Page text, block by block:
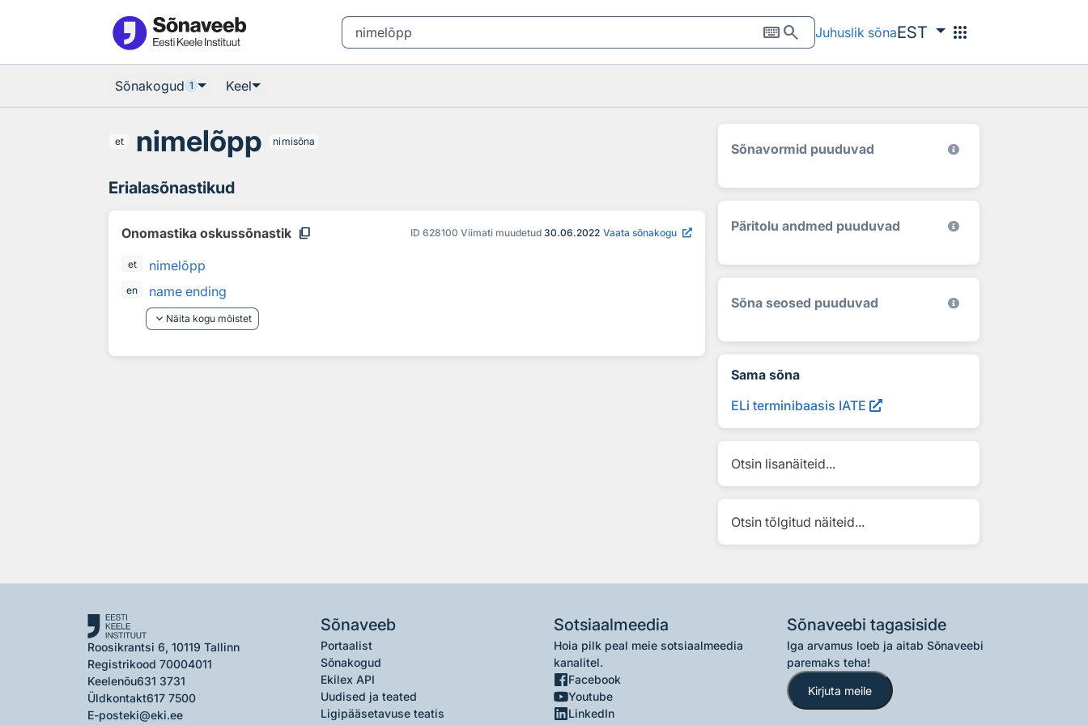
keyboardsearch Juhuslik sõnaEST apps
Sõnakogud 1 Keel
et nimelõpp nimisõna
Erialasõnastikud
Onomastika oskussõnastik content_copy ID 628100 Viimati muudetud 30.06.2022 Vaata sõnakogu
et nimelõpp
en
name ending
keyboard_arrow_down Näita kogu mõistet
Sõnavormid puuduvad
Päritolu andmed puuduvad
Sõna seosed puuduvad
Sama sõna
ELi terminibaasis IATE
Otsin lisanäiteid...
Otsin tõlgitud näiteid...
Roosikrantsi 6, 10119 Tallinn
Registrikood 70004011
Keelenõu631 3731
Üldkontakt617 7500
E-posteki@eki.ee
Sõnaveeb
Portaalist
Sõnakogud
Ekilex API
Uudised ja teated
Ligipääsetavuse teatis
Sotsiaalmeedia
Hoia pilk peal meie sotsiaalmeedia
kanalitel.
Facebook
Youtube
LinkedIn
Sõnaveebi tagasiside
Iga arvamus loeb ja aitab Sõnaveebi
paremaks teha!
Kirjuta meile